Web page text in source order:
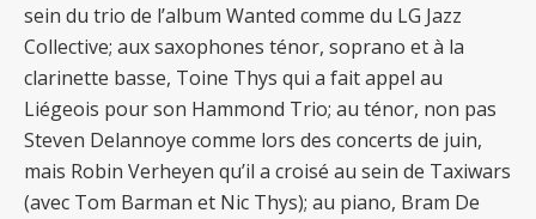
sein du trio de l’album Wanted comme du LG Jazz
Collective; aux saxophones ténor, soprano et à la
clarinette basse, Toine Thys qui a fait appel au
Liégeois pour son Hammond Trio; au ténor, non pas
Steven Delannoye comme lors des concerts de juin,
mais Robin Verheyen qu’il a croisé au sein de Taxiwars
(avec Tom Barman et Nic Thys); au piano, Bram De